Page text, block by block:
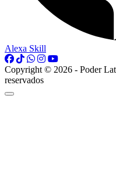
Alexa Skill
Copyright © 2026 - Poder
reservados